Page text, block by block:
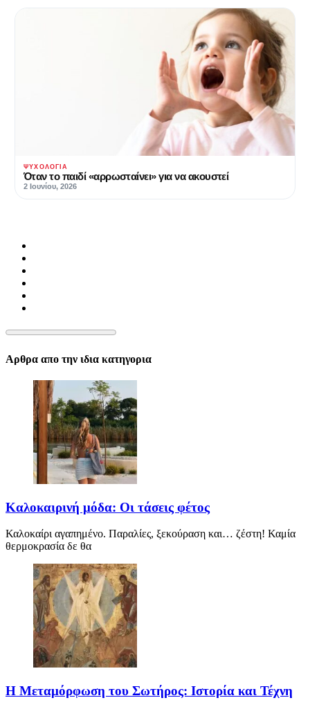
ΨΥΧΟΛΟΓΊΑ
Όταν το παιδί «αρρωσταίνει» για να ακουστεί
2 Ιουνίου, 2026
Αρθρα απο την ιδια κατηγορια
Καλοκαιρινή μόδα: Οι τάσεις φέτος
Καλοκαίρι αγαπημένο. Παραλίες, ξεκούραση και… ζέστη! Καμία
θερμοκρασία δε θα
Η Μεταμόρφωση του Σωτήρος: Ιστορία και Τέχνη